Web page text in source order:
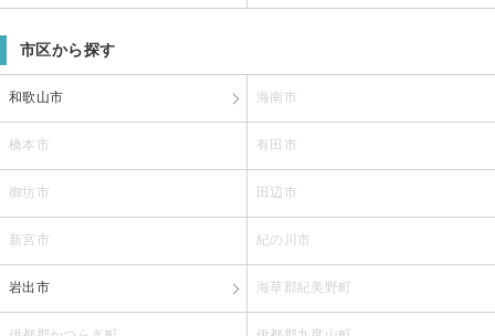
市区から探す
和歌山市 海南市
橋本市 有田市
御坊市 田辺市
新宮市 紀の川市
岩出市 海草郡紀美野町